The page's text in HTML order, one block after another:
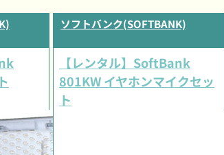
ソフトバンク(SOFTBANK)
【レンタル】SoftBank
801KW イヤホンマイクセッ
ト